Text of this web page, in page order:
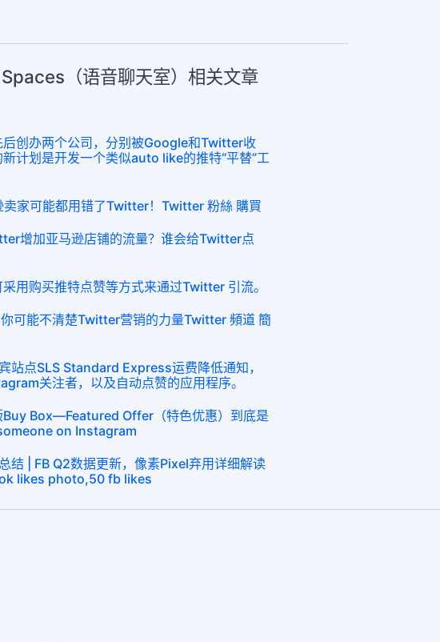
（语音聊天室）相关文章
后创办两个公司，分别被Google和Twitter收
计划是开发一个类似auto like的推特“平替”工
卖家可能都用错了Twitter！Twitter 粉絲 購買
增加亚马逊店铺的流量？谁会给Twitter点
用购买推特点赞等方式来通过Twitter 引流。
可能不清楚Twitter营销的力量Twitter 頻道 簡
站点SLS Standard Express运费降低通知，
关注者，以及自动点赞的应用程序。
Buy Box—Featured Offer（特色优惠）到底是
on Instagram
结 | FB Q2数据更新，像素Pixel弃用详细解读
likes photo,50 fb likes